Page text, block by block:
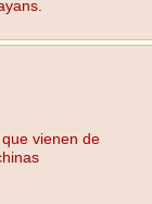
vienen de